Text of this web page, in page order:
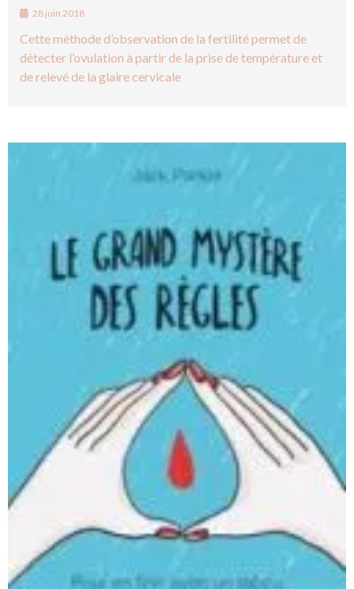
28 juin 2018
Cette méthode d’observation de la fertilité permet de
détecter l’ovulation à partir de la prise de température et
de relevé de la glaire cervicale